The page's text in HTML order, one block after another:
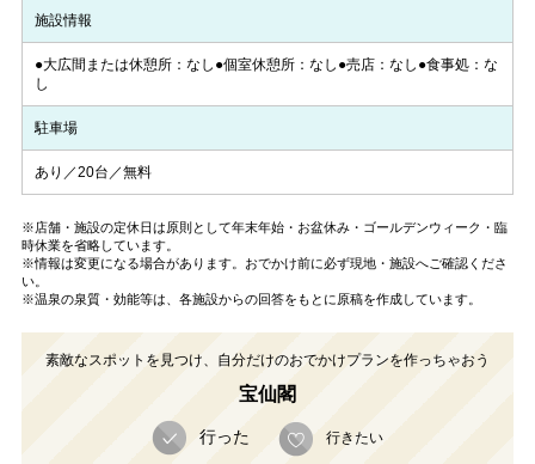
施設情報
●大広間または休憩所：なし●個室休憩所：なし●売店：なし●食事処：な
し
駐車場
あり／20台／無料
※店舗・施設の定休日は原則として年末年始・お盆休み・ゴールデンウィーク・臨
時休業を省略しています。
※情報は変更になる場合があります。おでかけ前に必ず現地・施設へご確認くださ
い。
※温泉の泉質・効能等は、各施設からの回答をもとに原稿を作成しています。
素敵なスポットを見つけ、自分だけのおでかけプランを作っちゃおう
宝仙閣
行った 行きたい